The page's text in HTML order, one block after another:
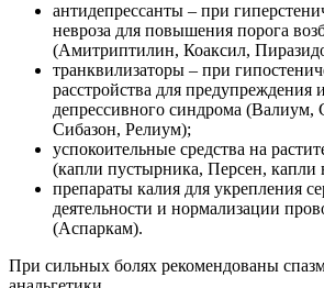
антидепрессанты – при
невроза для повышения порога
(Амитриптилин, Коаксил,
транквилизаторы – при
расстройства для предупреждения
депрессивного синдрома (Валиум,
Сибазон, Релиум);
успокоительные средства на
(капли пустырника, Персен, капли
препараты калия для укрепления
деятельности и нормализации
(Аспаркам).
При сильных болях рекомендованы